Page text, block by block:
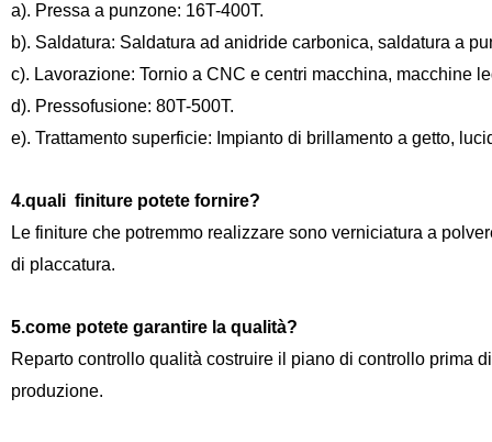
a). Pressa a punzone: 16T-400T.
b). Saldatura: Saldatura ad anidride carbonica, saldatura a
c). Lavorazione: Tornio a CNC e centri macchina, macchine
d). Pressofusione: 80T-500T.
e). Trattamento superficie: Impianto di brillamento a getto,
4.quali finiture potete fornire?
Le finiture che potremmo realizzare sono verniciatura a
di placcatura.
5.come potete garantire la qualità?
Reparto controllo qualità costruire il piano di controllo prima
produzione.